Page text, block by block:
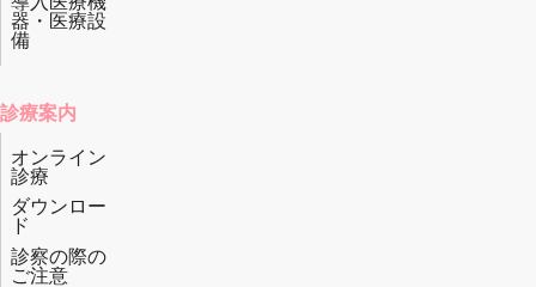
器・医療設
備
診療案内
オンライン
診療
ダウンロー
ド
診察の際の
ご注意